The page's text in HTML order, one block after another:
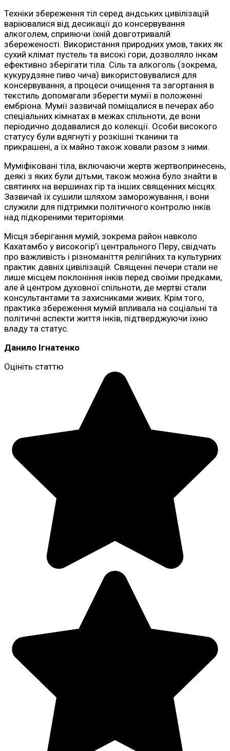
Техніки збереження тіл серед андських цивілізацій
варіювалися від десикації до консервування
алкоголем, сприяючи їхній довготривалій
збереженості. Використання природних умов, таких як
сухий клімат пустель та високі гори, дозволяло інкам
ефективно зберігати тіла. Сіль та алкоголь (зокрема,
кукурудзяне пиво чича) використовувалися для
консервування, а процеси очищення та загортання в
текстиль допомагали зберегти мумії в положенні
ембріона. Мумії зазвичай поміщалися в печерах або
спеціальних кімнатах в межах спільноти, де вони
періодично додавалися до колекції. Особи високого
статусу були вдягнуті у розкішні тканини та
прикрашені, а їх майно також ховали разом з ними.
Муміфіковані тіла, включаючи жертв жертвопринесень,
деякі з яких були дітьми, також можна було знайти в
святинях на вершинах гір та інших священних місцях.
Зазвичай їх сушили шляхом заморожування, і вони
служили для підтримки політичного контролю інків
над підкореними територіями.
Місця зберігання мумій, зокрема район навколо
Кахатамбо у високогір’ї центрального Перу, свідчать
про важливість і різноманіття релігійних та культурних
практик давніх цивілізацій. Священні печери стали не
лише місцем поклоніння інків перед своїми предками,
але й центром духовної спільноти, де мертві стали
консультантами та захисниками живих. Крім того,
практика збереження мумій впливала на соціальні та
політичні аспекти життя інків, підтверджуючи їхню
владу та статус.
Данило Ігнатенко
Оцініть статтю